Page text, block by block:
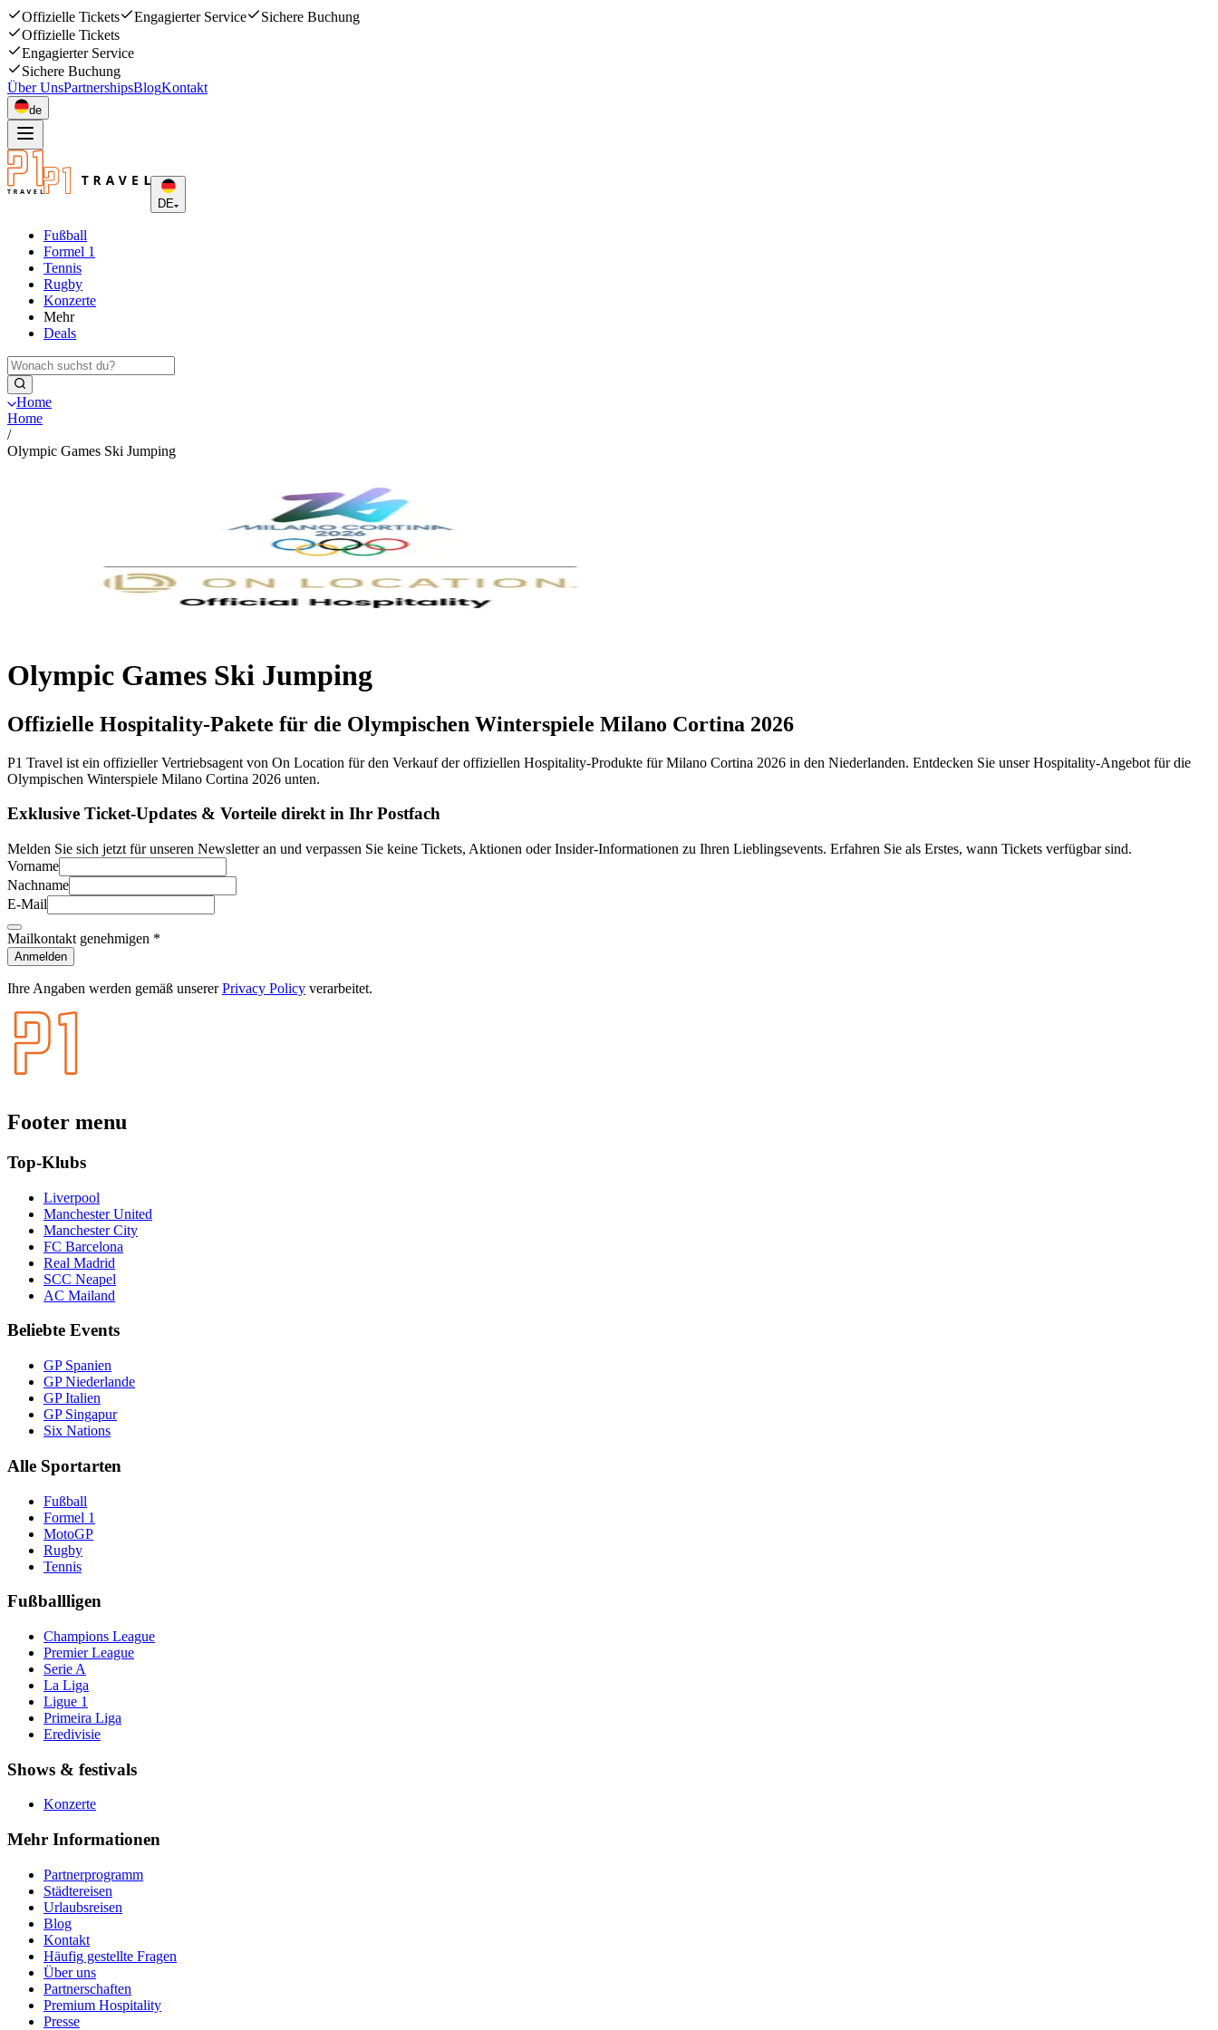
Offizielle Tickets Engagierter Service
Sichere Buchung
Offizielle Tickets
Engagierter Service
Sichere Buchung
Über UnsPartnershipsBlogKontakt
de
DE
Fußball
Formel 1
Tennis
Rugby
Konzerte
Mehr
Deals
Home
Home
/
Olympic Games Ski Jumping
Olympic Games Ski Jumping
Offizielle Hospitality-Pakete für die Olympischen Winterspiele Milano Cortina 2026
P1 Travel ist ein offizieller Vertriebsagent von On Location für den Verkauf der offiziellen Hospitality-Produkte für Milano Cortina 2026 in den Niederlanden. Entdecken Sie unser Hospitality-Angebot für die
Olympischen Winterspiele Milano Cortina 2026 unten.
Exklusive Ticket-Updates & Vorteile direkt in Ihr Postfach
Melden Sie sich jetzt für unseren Newsletter an und verpassen Sie keine Tickets, Aktionen oder Insider-Informationen zu Ihren Lieblingsevents. Erfahren Sie als Erstes, wann Tickets verfügbar sind.
Vorname
Nachname
E-Mail
Mailkontakt genehmigen *
Anmelden
Ihre Angaben werden gemäß unsererPrivacy Policy verarbeitet.
Footer menu
Top-Klubs
Liverpool
Manchester United
Manchester City
FC Barcelona
Real Madrid
SCC Neapel
AC Mailand
Beliebte Events
GP Spanien
GP Niederlande
GP Italien
GP Singapur
Six Nations
Alle Sportarten
Fußball
Formel 1
MotoGP
Rugby
Tennis
Fußballligen
Champions League
Premier League
Serie A
La Liga
Ligue 1
Primeira Liga
Eredivisie
Shows & festivals
Konzerte
Mehr Informationen
Partnerprogramm
Städtereisen
Urlaubsreisen
Blog
Kontakt
Häufig gestellte Fragen
Über uns
Partnerschaften
Premium Hospitality
Presse